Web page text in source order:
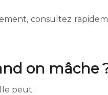
consultez
on mâche
peut :